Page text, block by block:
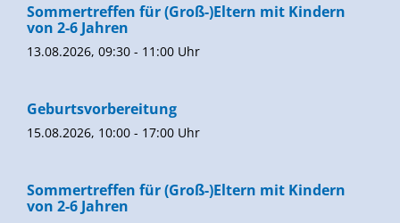
Sommertreffen für (Groß-)Eltern mit Kindern
von 2-6 Jahren
13.08.2026, 09:30 - 11:00 Uhr
Geburtsvorbereitung
15.08.2026, 10:00 - 17:00 Uhr
Sommertreffen für (Groß-)Eltern mit Kindern
von 2-6 Jahren